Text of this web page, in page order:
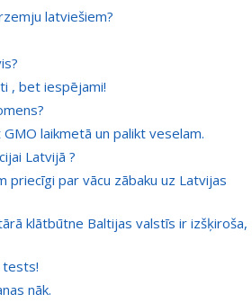
latviešiem?
, bet iespējami!
laikmetā un palikt veselam.
Latvijā ?
priecīgi par vācu zābaku uz Latvijas
klātbūtne Baltijas valstīs ir izšķiroša,
tests!
nāk.